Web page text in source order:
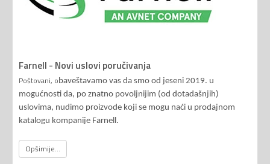
Farnell - Novi uslovi poručivanja
Poštovani, obaveštavamo vas da smo od jeseni 2019. u
mogućnosti da, po znatno povoljnijim (od dotadašnjih)
uslovima, nudimo proizvode koji se mogu naći u prodajnom
katalogu kompanije Farnell.
Opširnije...